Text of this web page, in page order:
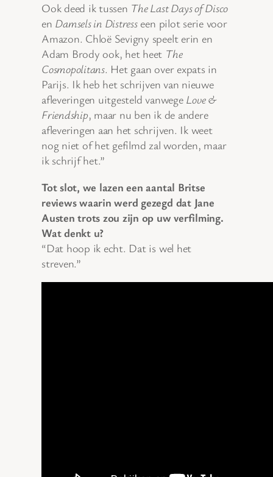
Ook deed ik tussen The Last Days of Disco
en Damsels in Distresseen pilot serie voor
Amazon. Chloë Sevigny speelt erin en
Adam Brody ook, het heet The
Cosmopolitans. Het gaan over expats in
Parijs. Ik heb het schrijven van nieuwe
afleveringen uitgesteld vanwege Love &
Friendship, maar nu ben ik de andere
afleveringen aan het schrijven. Ik weet
nog niet of het gefilmd zal worden, maar
ik schrijf het.”
Tot slot, we lazen een aantal Britse
reviews waarin werd gezegd dat Jane
Austen trots zou zijn op uw verfilming.
Wat denkt u?
“Dat hoop ik echt. Dat is wel het
streven.”